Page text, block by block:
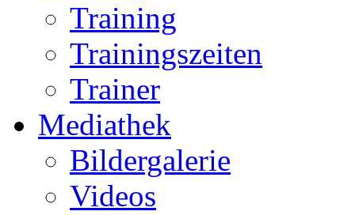
Training
Trainingszeiten
Trainer
Mediathek
Bildergalerie
Videos